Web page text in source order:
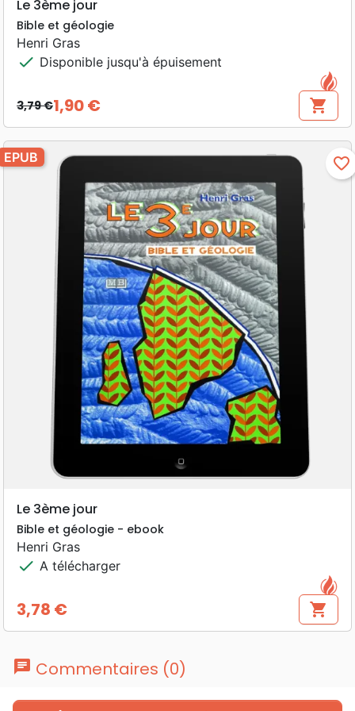
Le 3ème jour
Bible et géologie
Henri Gras
check Disponible jusqu'à épuisement
Prix de base
3,79 €
Prix 1,90 € shopping_cart
EPUB favorite_border
Le 3ème jour
Bible et géologie - ebook
Henri Gras
check A télécharger
Prix
3,78 € shopping_cart
chat Commentaires (0)